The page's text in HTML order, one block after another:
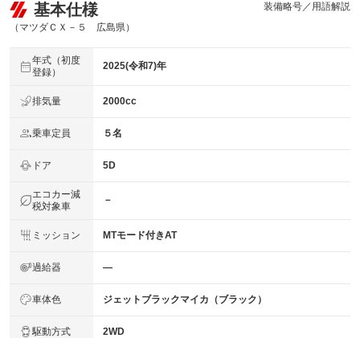
基本仕様
（マツダＣＸ－５ 広島県）
装備略号／用語解説
年式（初度
登録）
2025(令和7)年
排気量 2000cc
乗車定員 ５名
ドア 5D
エコカー減
税対象車
－
ミッション MTモード付きAT
過給器 ―
車体色 ジェットブラックマイカ（ブラック）
駆動方式 2WD